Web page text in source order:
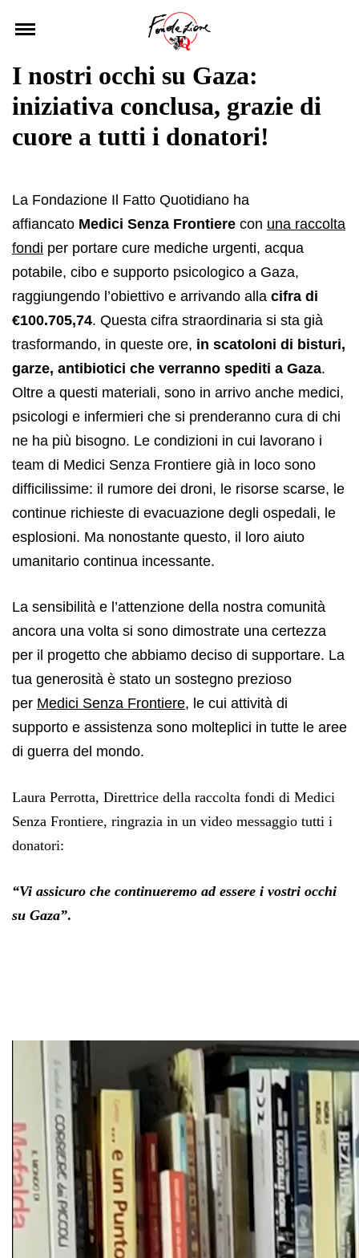
I nostri occhi su Gaza:
iniziativa conclusa, grazie di
cuore a tutti i donatori!
La Fondazione Il Fatto Quotidiano ha
affiancato Medici Senza Frontiere con una raccolta
fondi per portare cure mediche urgenti, acqua
potabile, cibo e supporto psicologico a Gaza,
raggiungendo l’obiettivo e arrivando alla cifra di
€100.705,74. Questa cifra straordinaria si sta già
trasformando, in queste ore, in scatoloni di bisturi,
garze, antibiotici che verranno spediti a Gaza.
Oltre a questi materiali, sono in arrivo anche medici,
psicologi e infermieri che si prenderanno cura di chi
ne ha più bisogno. Le condizioni in cui lavorano i
team di Medici Senza Frontiere già in loco sono
difficilissime: il rumore dei droni, le risorse scarse, le
continue richieste di evacuazione degli ospedali, le
esplosioni. Ma nonostante questo, il loro aiuto
umanitario continua incessante.
La sensibilità e l’attenzione della nostra comunità
ancora una volta si sono dimostrate una certezza
per il progetto che abbiamo deciso di supportare. La
tua generosità è stato un sostegno prezioso
per Medici Senza Frontiere, le cui attività di
supporto e assistenza sono molteplici in tutte le aree
di guerra del mondo.
Laura Perrotta, Direttrice della raccolta fondi di Medici
Senza Frontiere, ringrazia in un video messaggio tutti i
donatori:
“Vi assicuro che continueremo ad essere i vostri occhi
su Gaza”.